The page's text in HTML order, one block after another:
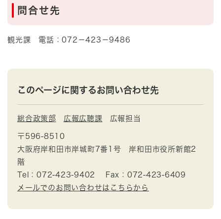
問合せ先
観光課 電話：072－423－9486
このページに関するお問い合わせ先
総合政策部 広報広聴課 広報担当
〒596-8510
大阪府岸和田市岸城町7番1号 岸和田市役所新館2
階
Tel：072-423-9402
Fax：072-423-6409
メールでのお問い合わせはこちらから